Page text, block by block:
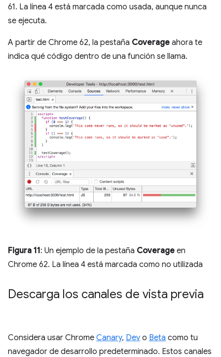
61. La línea 4 está marcada como usada, aunque nunca
se ejecuta.
A partir de Chrome 62, la pestaña Coverage ahora te
indica qué código dentro de una función se llama.
Figura 11: Un ejemplo de la pestaña Coverage en
Chrome 62. La línea 4 está marcada como no utilizada
Descarga los canales de vista previa
Considera usar Chrome Canary, Dev o Beta como tu
navegador de desarrollo predeterminado. Estos canales